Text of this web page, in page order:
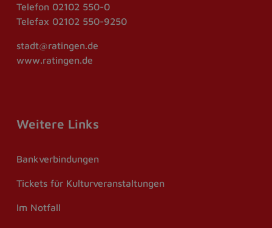
Telefon 02102 550-0
Telefax 02102 550-9250
stadt@ratingen.de
www.ratingen.de
Weitere Links
Bankverbindungen
Tickets für Kulturveranstaltungen
Im Notfall